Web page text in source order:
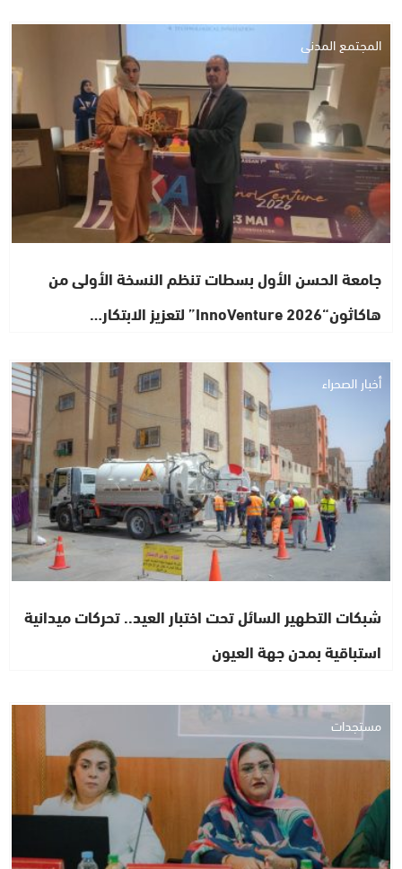
المجتمع المدني
جامعة الحسن الأول بسطات تنظم النسخة الأولى من
هاكاثون“InnoVenture 2026” لتعزيز الابتكار…
أخبار الصحراء
شبكات التطهير السائل تحت اختبار العيد.. تحركات ميدانية
استباقية بمدن جهة العيون
مستجدات